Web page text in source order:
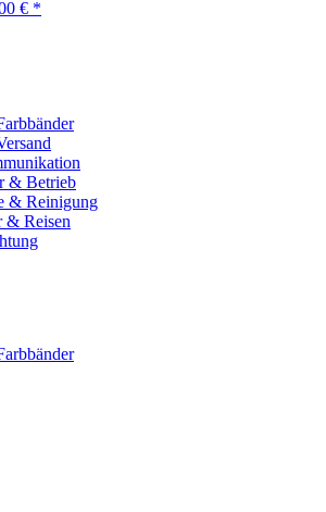
€ *
& Betrieb
& Reinigung
& Reisen